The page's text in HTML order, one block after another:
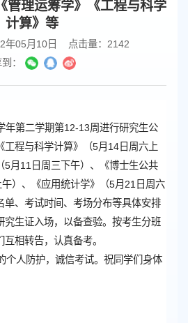
管理运筹学》《工程与科学
计算》等
年05月10日 点击量： 2142
：
年第二学期第12-13周进行研究生公
工程与科学计算》（5月14日周六上
5月11日周三下午）、《博士生公共
）、《应用统计学》（5月21日周六
单、考试时间、考场分布等具体安排
究生证入场，以备查验。按考生分班
相转告，认真备考。
个人防护，诚信考试。 祝同学们身体